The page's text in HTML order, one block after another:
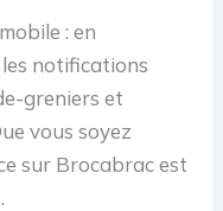
: en
notifications
greniers et
vous soyez
sur Brocabrac est